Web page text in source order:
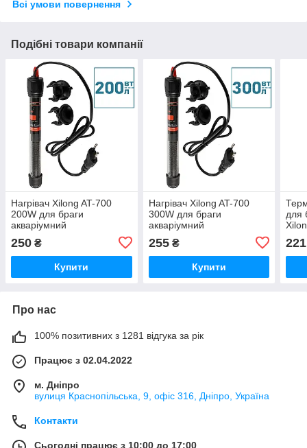
Всі умови повернення
Подібні товари компанії
Нагрівач Xilong AT-700
200W для браги
акваріумний
250 ₴
Купити
Нагрівач Xilong AT-700
300W для браги
акваріумний
255₴
Купити
для
221
Про нас
100% позитивних з 1281 відгука за рік
Працює з 02.04.2022
м. Дніпро
вулиця Краснопільська, 9, офіс 316, Дніпро, Україна
Контакти
Сьогодні працює з 10:00 до 17:00